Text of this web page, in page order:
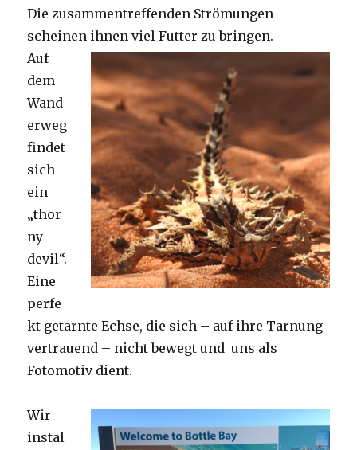
Die zusammentreffenden Strömungen
scheinen ihnen viel Futter zu bringen.
Auf
dem
Wand
erweg
findet
sich
ein
„thor
ny
devil“.
Eine
perfe
kt getarnte Echse, die sich – auf ihre Tarnung
vertrauend – nicht bewegt und uns als
Fotomotiv dient.
Wir
instal